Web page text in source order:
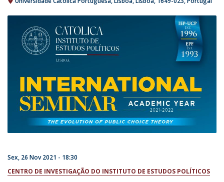
Sex, 26 Nov 2021 - 18:30
CENTRO DE INVESTIGAÇÃO DO INSTITUTO DE ESTUDOS POLÍTICOS